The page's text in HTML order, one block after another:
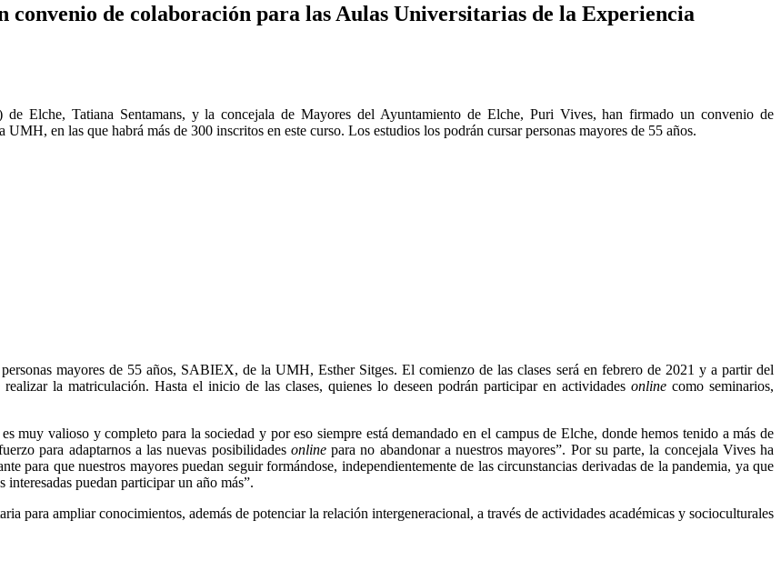
de colaboración para las Aulas Universitarias de la Experiencia
Elche, Tatiana Sentamans, y la concejala de Mayores del Ayuntamiento de Elche, Puri Vives, han firmado un convenio de
en las que habrá más de 300 inscritos en este curso. Los estudios los podrán cursar personas mayores de 55 años.
mayores de 55 años, SABIEX, de la UMH, Esther Sitges. El comienzo de las clases será en febrero de 2021 y a partir del
la matriculación. Hasta el inicio de las clases, quienes lo deseen podrán participar en actividades online como seminarios,
muy valioso y completo para la sociedad y por eso siempre está demandado en el campus de Elche, donde hemos tenido a más de
para adaptarnos a las nuevas posibilidades onlinepara no abandonar a nuestros mayores”. Por su parte, la concejala Vives ha
para que nuestros mayores puedan seguir formándose, independientemente de las circunstancias derivadas de la pandemia, ya que
interesadas puedan participar un año más”.
para ampliar conocimientos, además de potenciar la relación intergeneracional, a través de actividades académicas y socioculturales